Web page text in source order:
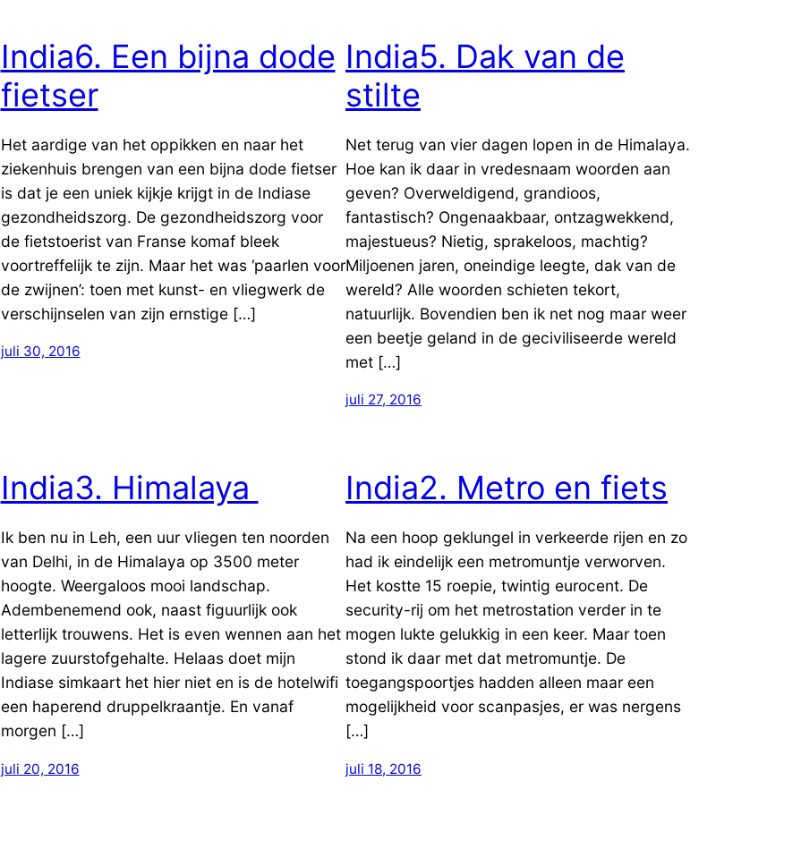
​India6. Een bijna dode
fietser
Het aardige van het oppikken en naar het
ziekenhuis brengen van een bijna dode fietser
is dat je een uniek kijkje krijgt in de Indiase
gezondheidszorg. De gezondheidszorg voor
de fietstoerist van Franse komaf bleek
voortreffelijk te zijn. Maar het was ‘paarlen voor
de zwijnen’: toen met kunst- en vliegwerk de
verschijnselen van zijn ernstige […]
juli 30, 2016
​India5. Dak van de
stilte
Net terug van vier dagen lopen in de Himalaya.
Hoe kan ik daar in vredesnaam woorden aan
geven? Overweldigend, grandioos,
fantastisch? Ongenaakbaar, ontzagwekkend,
majestueus? Nietig, sprakeloos, machtig?
Miljoenen jaren, oneindige leegte, dak van de
wereld? Alle woorden schieten tekort,
natuurlijk. Bovendien ben ik net nog maar weer
een beetje geland in de geciviliseerde wereld
met […]
juli 27, 2016
India3. Himalaya
Ik ben nu in Leh, een uur vliegen ten noorden
van Delhi, in de Himalaya op 3500 meter
hoogte. Weergaloos mooi landschap.
Adembenemend ook, naast figuurlijk ook
letterlijk trouwens. Het is even wennen aan het
lagere zuurstofgehalte. Helaas doet mijn
Indiase simkaart het hier niet en is de hotelwifi
een haperend druppelkraantje. En vanaf
morgen […]
juli 20, 2016
India2. Metro en fiets
Na een hoop geklungel in verkeerde rijen en zo
had ik eindelijk een metromuntje verworven.
Het kostte 15 roepie, twintig eurocent. De
security-rij om het metrostation verder in te
mogen lukte gelukkig in een keer. Maar toen
stond ik daar met dat metromuntje. De
toegangspoortjes hadden alleen maar een
mogelijkheid voor scanpasjes, er was nergens
[…]
juli 18, 2016